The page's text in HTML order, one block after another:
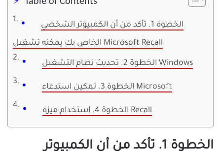
الخطوة 1. تأكد من أن الكمبيوتر الشخصي
الخاص بك يمكنه تشغيل Microsoft Recall
الخطوة 2. تحديث نظام التشغيل Windows
الخطوة 3. تمكين استدعاء Microsoft
الخطوة 4. استخدام ميزة Recall
الخطوة 1. تأكد من أن الكمبيوتر